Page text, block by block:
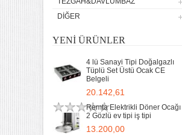
DIĞER
YENI ÜRÜNLER
4 lü Sanayi Tipi Doğalgazlı
Tüplü Set Üstü Ocak CE
Belgeli
20.142,61
Remta Elektrikli Döner Ocağı
2 Gözlü ev tipi iş tipi
13.200,00